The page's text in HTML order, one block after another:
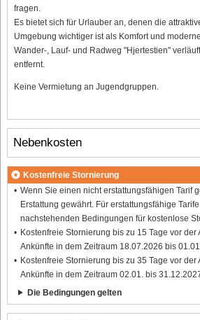
fragen.
Es bietet sich für Urlauber an, denen die
Umgebung wichtiger ist als Komfort und
Wander-, Lauf- und Radweg "Hjertestien"
entfernt.
Keine Vermietung an Jugendgruppen.
Nebenkosten
Kostenfreie Stornierung
Wenn Sie einen nicht erstattungsfähigen Tarif
Erstattung gewährt. Für erstattungsfähige
nachstehenden Bedingungen für kostenlose
Kostenfreie Stornierung bis zu 15 Tage vor der
Ankünfte in dem Zeitraum 18.07.2026 bis
Kostenfreie Stornierung bis zu 35 Tage vor der
Ankünfte in dem Zeitraum 02.01. bis
Die Bedingungen gelten